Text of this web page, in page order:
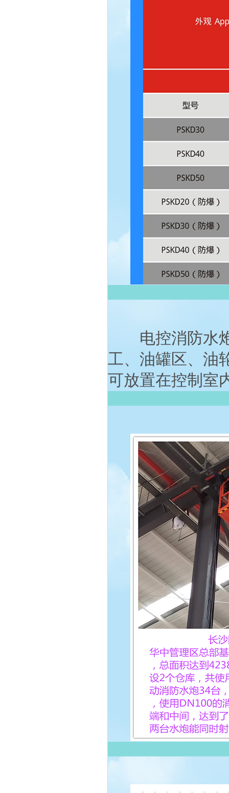
电控消防水炮
工、油罐区、油
可放置在控制室